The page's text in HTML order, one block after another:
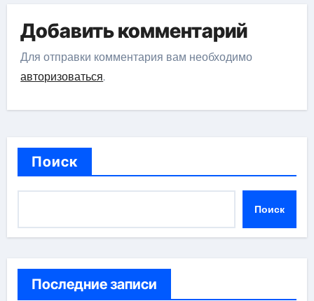
огромным вкладом в развитие
исторической науки
Добавить комментарий
Для отправки комментария вам необходимо
авторизоваться.
Поиск
Поиск
Последние записи